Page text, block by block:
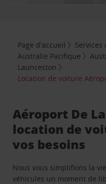
Page d'accueil Services
Australie Pacifique
Launceston
Location de voiture
Aéroport De
location de
vos besoins
Nous vous simplifions la
véhicules un moment de